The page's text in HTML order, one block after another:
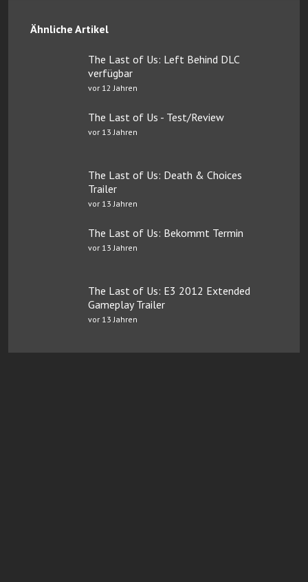
Ähnliche Artikel
The Last of Us: Left Behind DLC
verfügbar
vor 12 Jahren
The Last of Us - Test/Review
vor 13 Jahren
The Last of Us: Death & Choices
Trailer
vor 13 Jahren
The Last of Us: Bekommt Termin
vor 13 Jahren
The Last of Us: E3 2012 Extended
Gameplay Trailer
vor 13 Jahren